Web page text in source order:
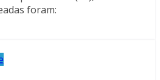
foram: